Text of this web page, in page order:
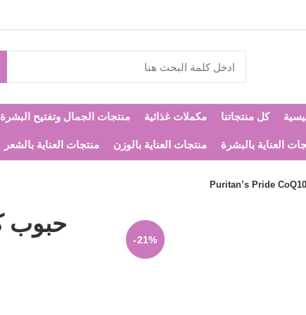
كل منتجاتنا مكملات غذائية منتجات الجمال وتفتيح البشرة
العناية بالبشرة منتجات العناية بالوزن منتجات العناية بالشعر
-21%